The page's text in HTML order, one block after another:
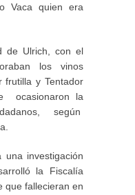
Vaca quien era
de Ulrich, con el
los vinos
frutilla y Tentador
ocasionaron la
según
una investigación
la Fiscalía
que fallecieran en